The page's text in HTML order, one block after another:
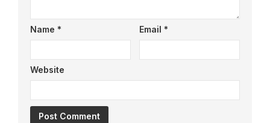
Name * Email *
Website